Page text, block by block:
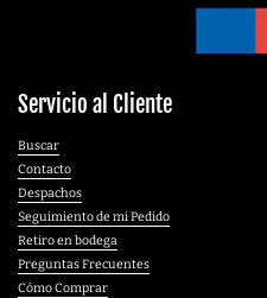
Servicio al Cliente
Buscar
Contacto
Despachos
Seguimiento de mi Pedido
Retiro en bodega
Preguntas Frecuentes
Cómo Comprar